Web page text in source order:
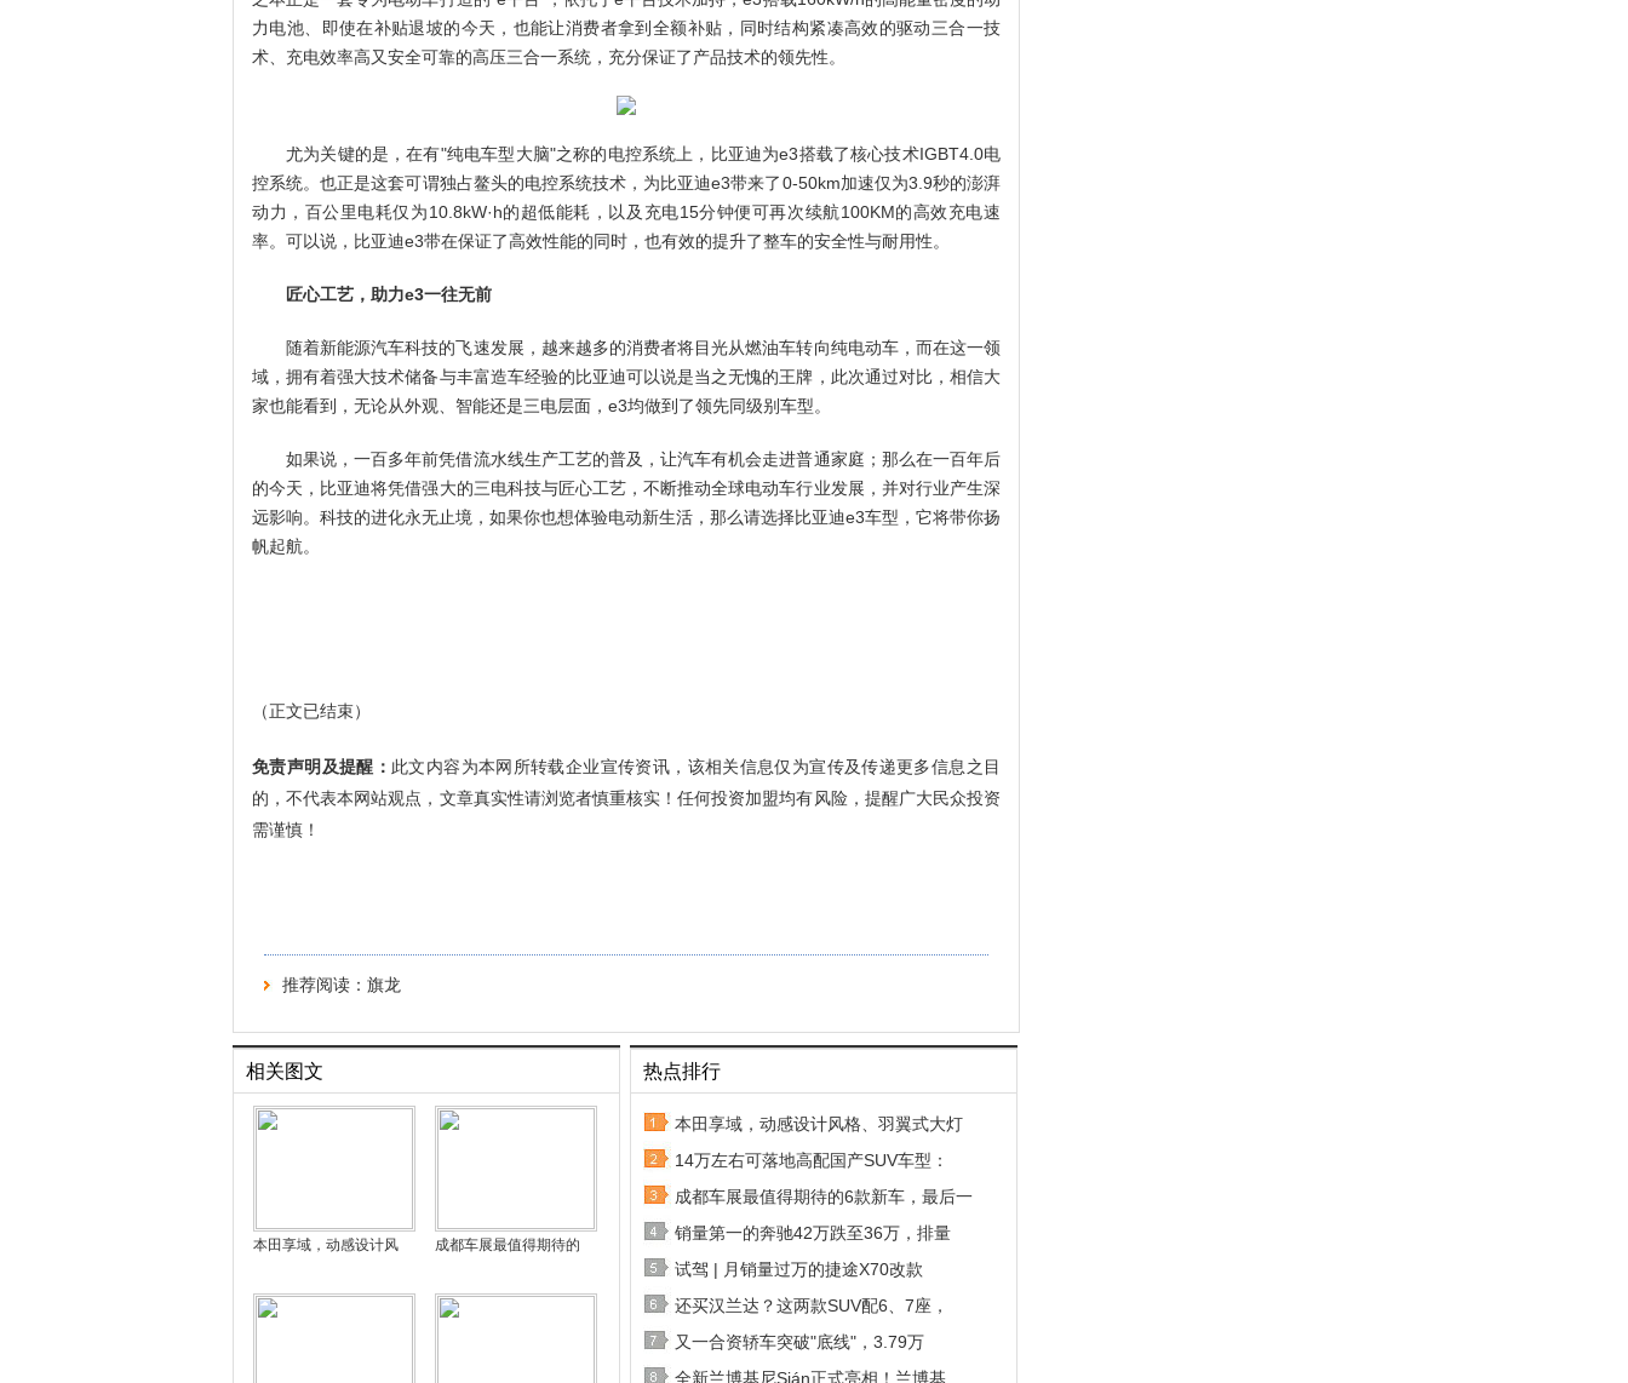
力电池、即使在补贴退坡的今天，也能让消费者拿到全额补贴，同时结构紧凑高效的驱动三合一技
术、充电效率高又安全可靠的高压三合一系统，充分保证了产品技术的领先性。
尤为关键的是，在有"纯电车型大脑"之称的电控系统上，比亚迪为e3搭载了核心技术IGBT4.0电
控系统。也正是这套可谓独占鳌头的电控系统技术，为比亚迪e3带来了0-50km加速仅为3.9秒的澎湃
动力，百公里电耗仅为10.8kW·h的超低能耗，以及充电15分钟便可再次续航100KM的高效充电速
率。可以说，比亚迪e3带在保证了高效性能的同时，也有效的提升了整车的安全性与耐用性。
匠心工艺，助力e3一往无前
随着新能源汽车科技的飞速发展，越来越多的消费者将目光从燃油车转向纯电动车，而在这一领
域，拥有着强大技术储备与丰富造车经验的比亚迪可以说是当之无愧的王牌，此次通过对比，相信大
家也能看到，无论从外观、智能还是三电层面，e3均做到了领先同级别车型。
如果说，一百多年前凭借流水线生产工艺的普及，让汽车有机会走进普通家庭；那么在一百年后
的今天，比亚迪将凭借强大的三电科技与匠心工艺，不断推动全球电动车行业发展，并对行业产生深
远影响。科技的进化永无止境，如果你也想体验电动新生活，那么请选择比亚迪e3车型，它将带你扬
帆起航。
（正文已结束）
免责声明及提醒： 此文内容为本网所转载企业宣传资讯，该相关信息仅为宣传及传递更多信息之目
的，不代表本网站观点，文章真实性请浏览者慎重核实！任何投资加盟均有风险，提醒广大民众投资
需谨慎！
推荐阅读： 旗龙
相关图文
本田享域，动感设计风 成都车展最值得期待的
热点排行
本田享域，动感设计风格、羽翼式大灯
14万左右可落地高配国产SUV车型：
成都车展最值得期待的6款新车，最后一
销量第一的奔驰42万跌至36万，排量
试驾 | 月销量过万的捷途X70改款
还买汉兰达？这两款SUV配6、7座，
又一合资轿车突破"底线"，3.79万
全新兰博基尼Sián正式亮相！兰博基